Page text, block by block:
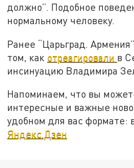
должно”. Подобное
нормальному человеку.
Ранее “Царьград.
том, как отреагировали в
инсинуацию Владимира
Напоминаем, что вы
интересные и важные
удобном для вас формате:
Яндекс.Дзен